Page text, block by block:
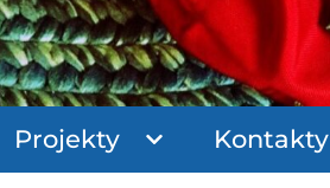
Projekty Kontakty